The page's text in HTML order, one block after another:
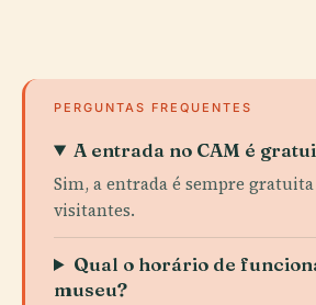
PERGUNTAS FREQUENTES
A entrada no CAM é
Sim, a entrada é sempre
visitantes.
Qual o horário de
museu?